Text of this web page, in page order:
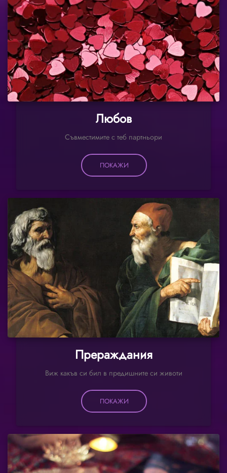
Любов
Съвместимите с теб партньори
ПОКАЖИ
Прераждания
Виж какъв си бил в предишните си животи
ПОКАЖИ